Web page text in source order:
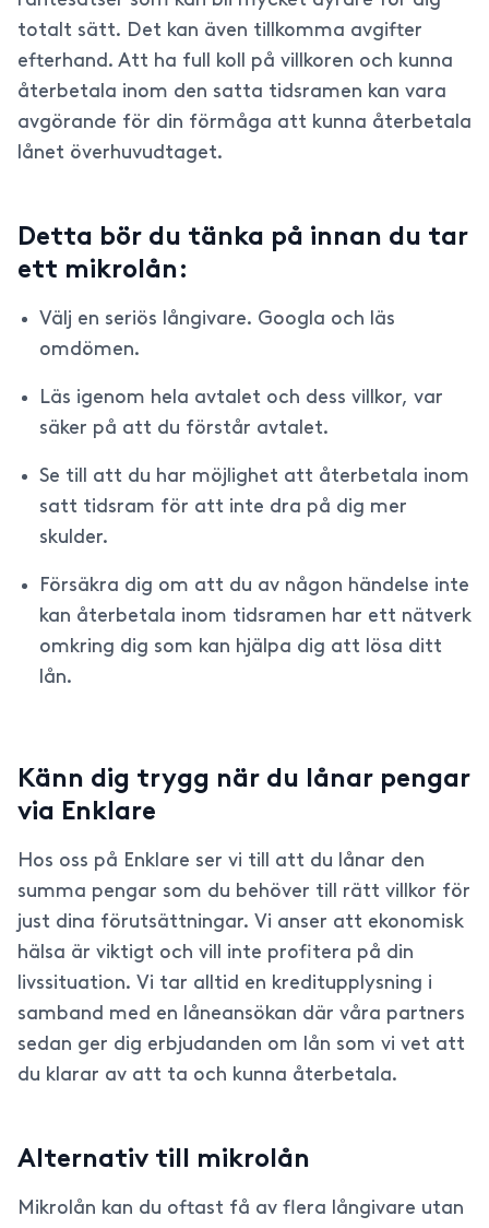
totalt sätt. Det kan även tillkomma avgifter
efterhand. Att ha full koll på villkoren och kunna
återbetala inom den satta tidsramen kan vara
avgörande för din förmåga att kunna återbetala
lånet överhuvudtaget.
Detta bör du tänka på innan du tar
ett mikrolån:
Välj en seriös långivare. Googla och läs
omdömen.
Läs igenom hela avtalet och dess villkor, var
säker på att du förstår avtalet.
Se till att du har möjlighet att återbetala inom
satt tidsram för att inte dra på dig mer
skulder.
Försäkra dig om att du av någon händelse inte
kan återbetala inom tidsramen har ett nätverk
omkring dig som kan hjälpa dig att lösa ditt
lån.
Känn dig trygg när du lånar pengar
via Enklare
Hos oss på Enklare ser vi till att du lånar den
summa pengar som du behöver till rätt villkor för
just dina förutsättningar. Vi anser att ekonomisk
hälsa är viktigt och vill inte profitera på din
livssituation. Vi tar alltid en kreditupplysning i
samband med en låneansökan där våra partners
sedan ger dig erbjudanden om lån som vi vet att
du klarar av att ta och kunna återbetala.
Alternativ till mikrolån
Mikrolån kan du oftast få av flera långivare utan